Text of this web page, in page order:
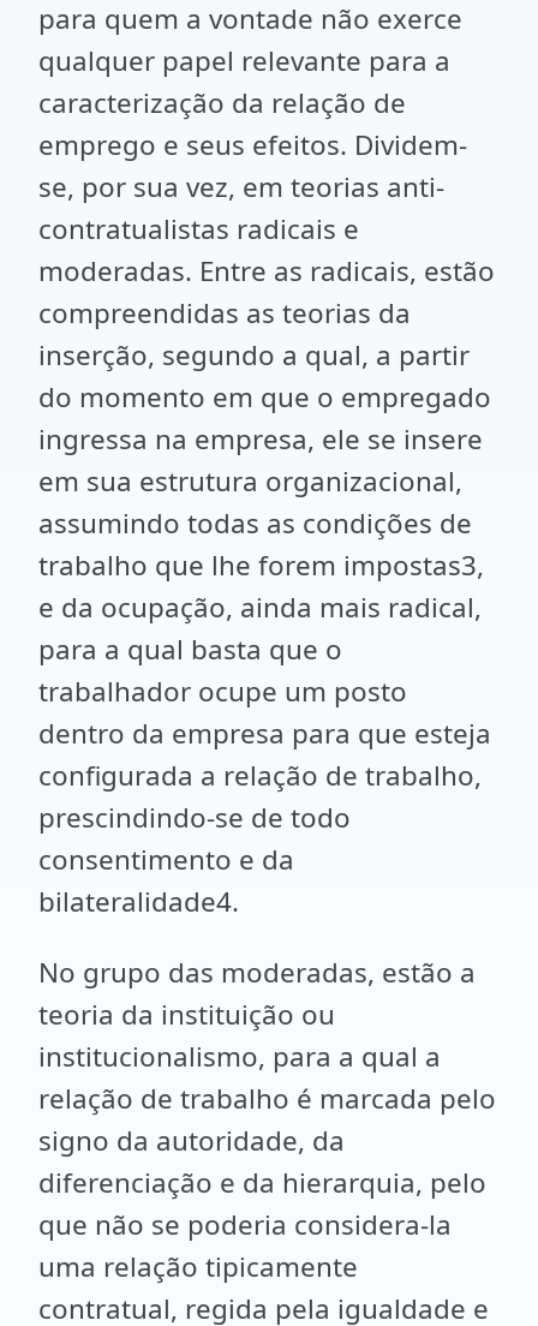
para quem a vontade não exerce
qualquer papel relevante para a
caracterização da relação de
emprego e seus efeitos. Dividem-
se, por sua vez, em teorias anti-
contratualistas radicais e
moderadas. Entre as radicais, estão
compreendidas as teorias da
inserção, segundo a qual, a partir
do momento em que o empregado
ingressa na empresa, ele se insere
em sua estrutura organizacional,
assumindo todas as condições de
trabalho que lhe forem impostas3,
e da ocupação, ainda mais radical,
para a qual basta que o
trabalhador ocupe um posto
dentro da empresa para que esteja
configurada a relação de trabalho,
prescindindo-se de todo
consentimento e da
bilateralidade4.
No grupo das moderadas, estão a
teoria da instituição ou
institucionalismo, para a qual a
relação de trabalho é marcada pelo
signo da autoridade, da
diferenciação e da hierarquia, pelo
que não se poderia considera-la
uma relação tipicamente
contratual, regida pela igualdade e